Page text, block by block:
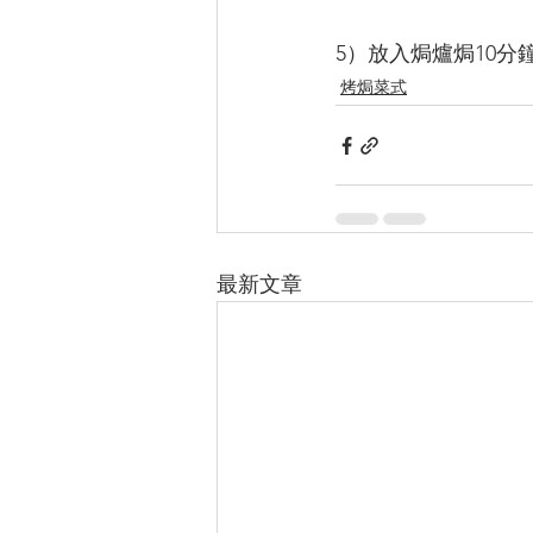
5）放入焗爐焗10分
烤焗菜式
最新文章